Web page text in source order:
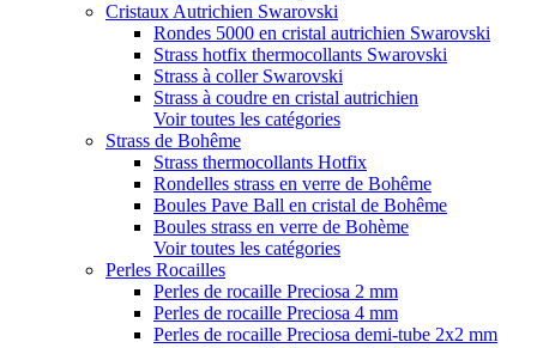
Cristaux Autrichien Swarovski
Rondes 5000 en cristal autrichien Swarovski
Strass hotfix thermocollants Swarovski
Strass à coller Swarovski
Strass à coudre en cristal autrichien
Voir toutes les catégories
Strass de Bohême
Strass thermocollants Hotfix
Rondelles strass en verre de Bohême
Boules Pave Ball en cristal de Bohême
Boules strass en verre de Bohème
Voir toutes les catégories
Perles Rocailles
Perles de rocaille Preciosa 2 mm
Perles de rocaille Preciosa 4 mm
Perles de rocaille Preciosa demi-tube 2x2 mm